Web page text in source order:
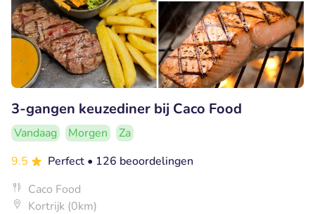
3-gangen keuzediner bij Caco Food
Vandaag Morgen
Za
9.5
Perfect • 126 beoordelingen
Caco Food
Kortrijk (0km)